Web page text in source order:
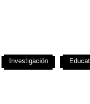
Investigación